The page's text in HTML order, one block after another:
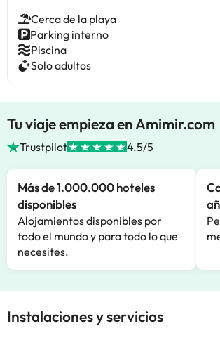
Cerca de la playa
Parking interno
Piscina
Solo adultos
Tu viaje empieza en Amimir.com
Trustpilot 4.5/5
Más de 1.000.000 hoteles
disponibles
Alojamientos disponibles por
todo el mundo y para todo lo que
necesites.
Instalaciones y servicios